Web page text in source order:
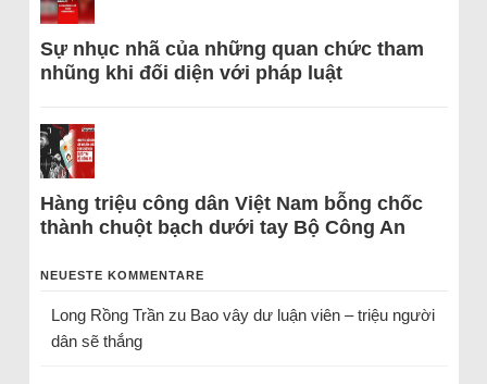
Sự nhục nhã của những quan chức tham
nhũng khi đối diện với pháp luật
Hàng triệu công dân Việt Nam bỗng chốc
thành chuột bạch dưới tay Bộ Công An
NEUESTE KOMMENTARE
Long Rồng Trầnzu Bao vây dư luận viên – triệu người
dân sẽ thắng